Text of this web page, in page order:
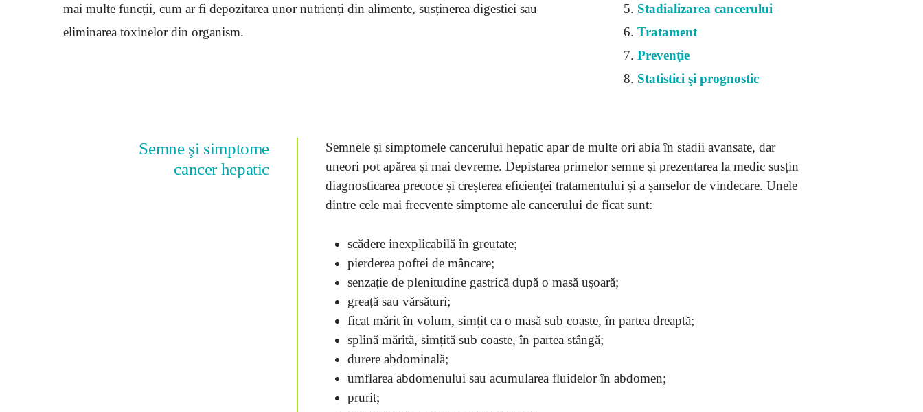
mai multe funcții, cum ar fi depozitarea unor nutrienți din alimente, susținerea digestiei sau
eliminarea toxinelor din organism.
Stadializarea cancerului
Tratament
Prevenţie
Statistici şi prognostic
Semne şi simptome
cancer hepatic
Semnele și simptomele cancerului hepatic apar de multe ori abia în stadii avansate, dar
uneori pot apărea și mai devreme. Depistarea primelor semne și prezentarea la medic susțin
diagnosticarea precoce și creșterea eficienței tratamentului și a șanselor de vindecare. Unele
dintre cele mai frecvente simptome ale cancerului de ficat sunt:
scădere inexplicabilă în greutate;
pierderea poftei de mâncare;
senzație de plenitudine gastrică după o masă ușoară;
greață sau vărsături;
ficat mărit în volum, simțit ca o masă sub coaste, în partea dreaptă;
splină mărită, simțită sub coaste, în partea stângă;
durere abdominală;
umflarea abdomenului sau acumularea fluidelor în abdomen;
prurit;